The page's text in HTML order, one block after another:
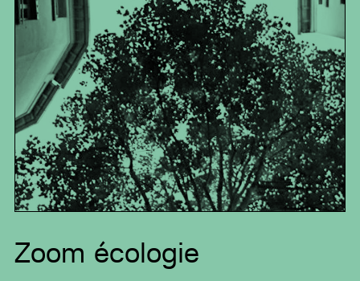
Zoom écologie